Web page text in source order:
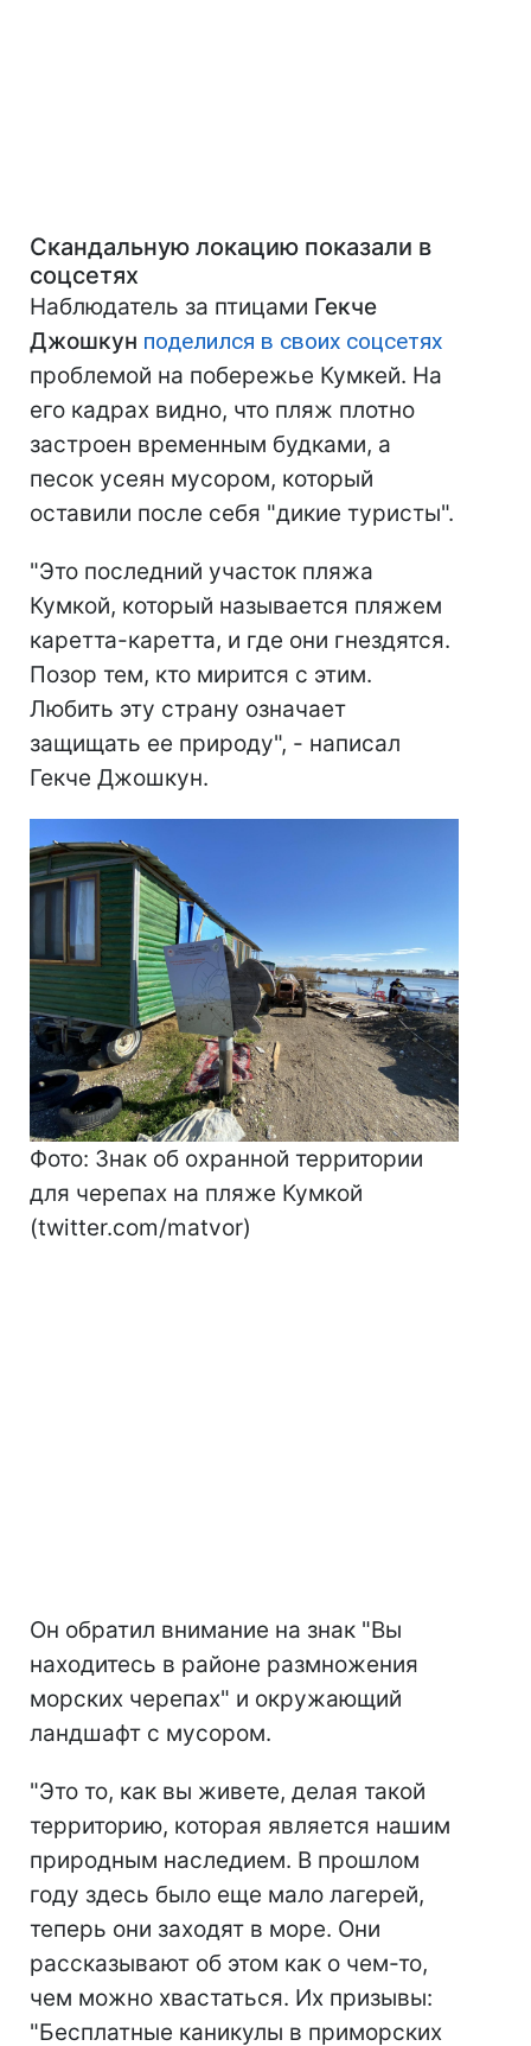
Скандальную локацию показали в
соцсетях
Наблюдатель за птицами Гекче
Джошкун поделился в своих соцсетях
проблемой на побережье Кумкей. На
его кадрах видно, что пляж плотно
застроен временным будками, а
песок усеян мусором, который
оставили после себя "дикие туристы".
"Это последний участок пляжа
Кумкой, который называется пляжем
каретта-каретта, и где они гнездятся.
Позор тем, кто мирится с этим.
Любить эту страну означает
защищать ее природу", - написал
Гекче Джошкун.
Фото: Знак об охранной территории
для черепах на пляже Кумкой
(twitter.com/matvor)
Он обратил внимание на знак "Вы
находитесь в районе размножения
морских черепах" и окружающий
ландшафт с мусором.
"Это то, как вы живете, делая такой
территорию, которая является нашим
природным наследием. В прошлом
году здесь было еще мало лагерей,
теперь они заходят в море. Они
рассказывают об этом как о чем-то,
чем можно хвастаться. Их призывы:
"Бесплатные каникулы в приморских